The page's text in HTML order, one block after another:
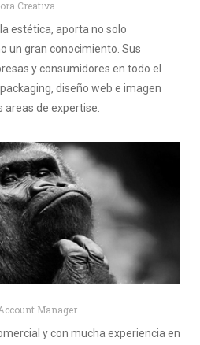
Creativa
estética, aporta no solo
un gran conocimiento. Sus
y consumidores en todo el
diseño web e imagen
de expertise.
Manager
y con mucha experiencia en